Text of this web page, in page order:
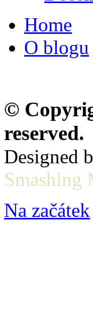
Home
O blogu
©
reserved.
Designed
Smashing
Na začátek